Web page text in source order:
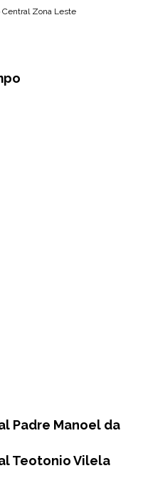
Central Zona Leste
Teotonio Vilela